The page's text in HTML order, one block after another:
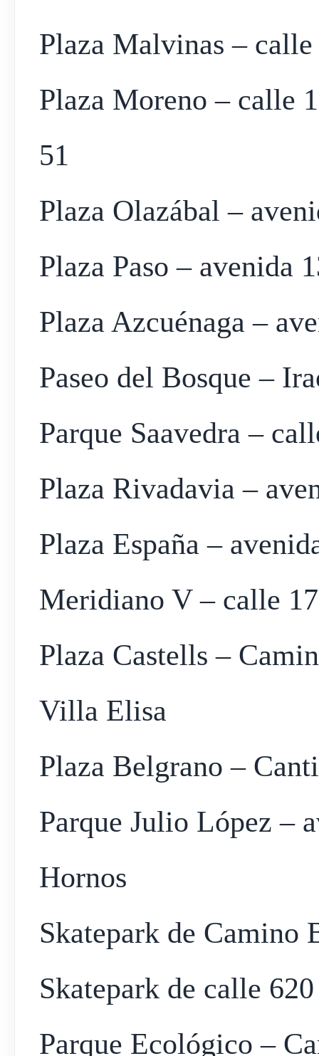
Plaza Malvinas –
Plaza Moreno – calle
51
Plaza Olazábal –
Plaza Paso – avenida
Plaza Azcuénaga –
Paseo del Bosque –
Parque Saavedra –
Plaza Rivadavia –
Plaza España –
Meridiano V – calle
Plaza Castells –
Villa Elisa
Plaza Belgrano –
Parque Julio López –
Hornos
Skatepark de Camino
Skatepark de calle
Parque Ecológico –